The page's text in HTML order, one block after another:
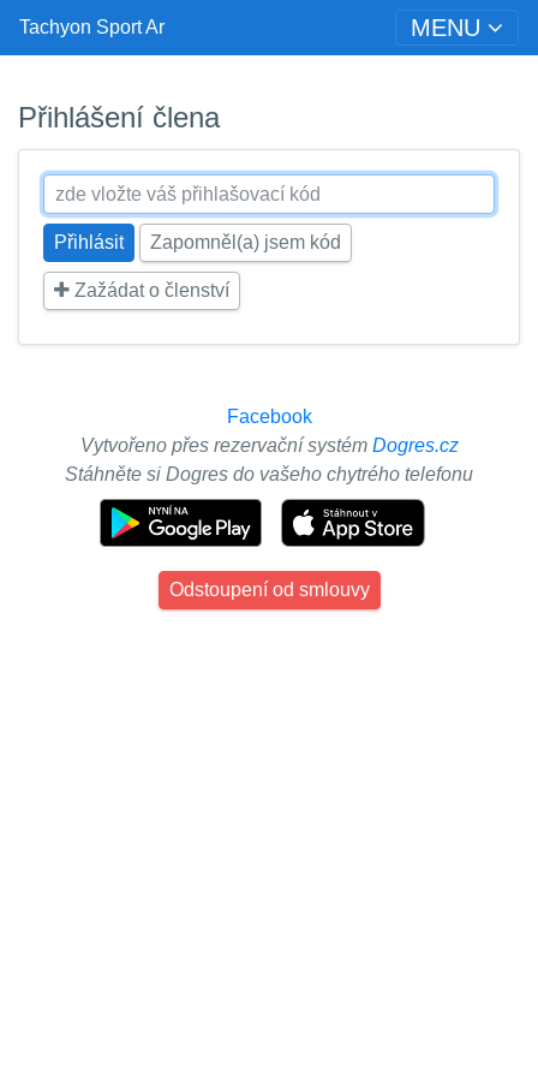
Tachyon Sport Ar MENU
Přihlášení člena
Zapomněl(a) jsem kód
Zažádat o členství
Facebook
Vytvořeno přes rezervační systém Dogres.cz
Stáhněte si Dogres do vašeho chytrého telefonu
Odstoupení od smlouvy